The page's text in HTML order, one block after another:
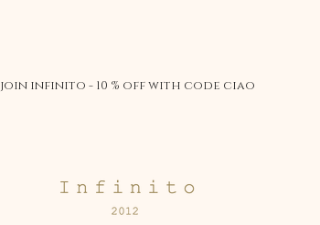
join infinito - 10 % off with code ciao